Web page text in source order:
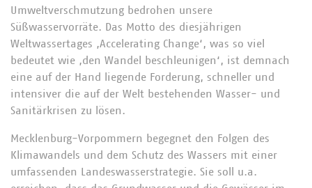
Umweltverschmutzung bedrohen unsere
Süßwasservorräte. Das Motto des diesjährigen
Weltwassertages ‚Accelerating Change‘, was so viel
bedeutet wie ‚den Wandel beschleunigen‘, ist demnach
eine auf der Hand liegende Forderung, schneller und
intensiver die auf der Welt bestehenden Wasser- und
Sanitärkrisen zu lösen.
Mecklenburg-Vorpommern begegnet den Folgen des
Klimawandels und dem Schutz des Wassers mit einer
umfassenden Landeswasserstrategie. Sie soll u.a.